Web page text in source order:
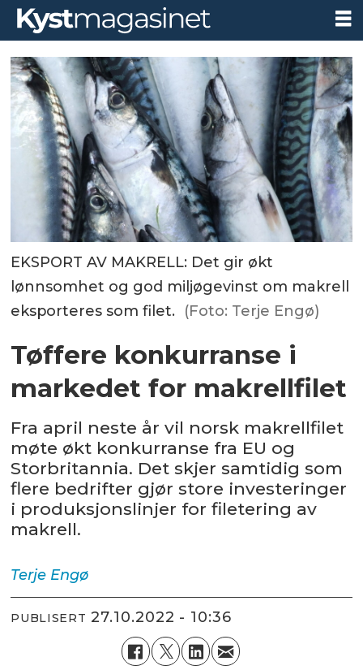
EKSPORT AV MAKRELL: Det gir økt
lønnsomhet og god miljøgevinst om makrell
eksporteres som filet. (Foto: Terje Engø)
Tøffere konkurranse i
markedet for makrellfilet
Fra april neste år vil norsk makrellfilet
møte økt konkurranse fra EU og
Storbritannia. Det skjer samtidig som
flere bedrifter gjør store investeringer
i produksjonslinjer for filetering av
makrell.
Terje Engø
PUBLISERT 27.10.2022 - 10:36